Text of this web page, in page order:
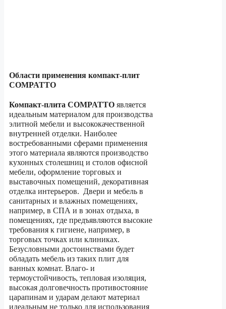
Области применения компакт-плит
COMPATTO
Компакт-плита COMPATTO является
идеальным материалом для производства
элитной мебели и высококачественной
внутренней отделки. Наиболее
востребованными сферами применения
этого материала являются производство
кухонных столешниц и столов офисной
мебели, оформление торговых и
выставочных помещений, декоративная
отделка интерьеров. Двери и мебель в
санитарных и влажных помещениях,
например, в СПА и в зонах отдыха, в
помещениях, где предъявляются высокие
требования к гигиене, например, в
торговых точках или клиниках.
Безусловными достоинствами будет
обладать мебель из таких плит для
ванных комнат. Влаго- и
термоустойчивость, тепловая изоляция,
высокая долговечность противостояние
царапинам и ударам делают материал
идеальным не только для использования